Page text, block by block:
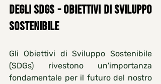
DEGLI SDGs - obiettivi di sviluppo
sostenibile
Gli Obiettivi di Sviluppo Sostenibile
(SDGs) rivestono un'importanza
fondamentale per il futuro del nostro